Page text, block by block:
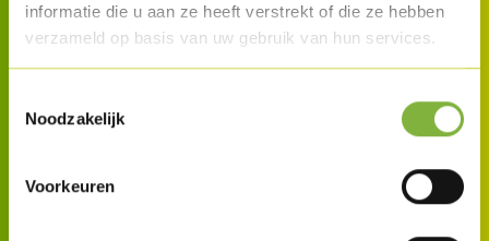
informatie die u aan ze heeft verstrekt of die ze hebben
verzameld op basis van uw gebruik van hun services.
Noodzakelijk
Voorkeuren